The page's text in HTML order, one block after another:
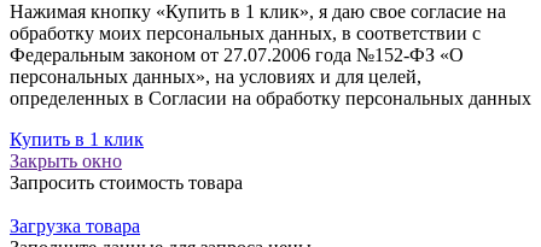
Нажимая кнопку «Купить в 1 клик», я даю свое согласие на
обработку моих персональных данных, в соответствии с
Федеральным законом от 27.07.2006 года №152-ФЗ «О
персональных данных», на условиях и для целей,
определенных в Согласии на обработку персональных данных
Купить в 1 клик
Закрыть окно
Запросить стоимость товара
Загрузка товара